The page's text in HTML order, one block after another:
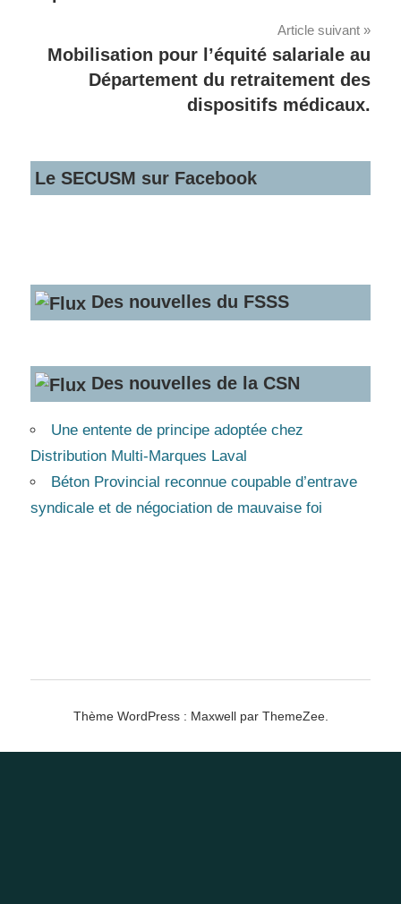
Article suivant
Mobilisation pour l’équité salariale au
Département du retraitement des
dispositifs médicaux.
Le SECUSM sur Facebook
Des nouvelles du FSSS
Des nouvelles de la CSN
Une entente de principe adoptée chez
Distribution Multi-Marques Laval
Béton Provincial reconnue coupable d’entrave
syndicale et de négociation de mauvaise foi
Thème WordPress : Maxwell par ThemeZee.